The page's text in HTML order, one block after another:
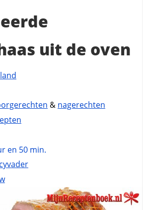
uit de oven
& nagerechten
en 50 min.